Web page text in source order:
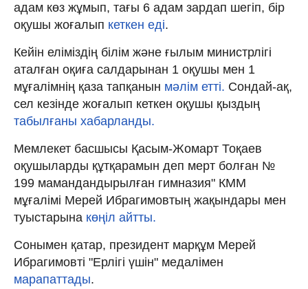
адам көз жұмып, тағы 6 адам зардап шегіп, бір
оқушы жоғалып кеткен еді.
Кейін еліміздің білім және ғылым министрлігі
аталған оқиға салдарынан 1 оқушы мен 1
мұғалімнің қаза тапқанын мәлім етті. Сондай-ақ,
сел кезінде жоғалып кеткен оқушы қыздың
табылғаны хабарланды.
Мемлекет басшысы Қасым-Жомарт Тоқаев
оқушыларды құтқарамын деп мерт болған №
199 мамандандырылған гимназия" КММ
мұғалімі Мерей Ибрагимовтың жақындары мен
туыстарына көңіл айтты.
Сонымен қатар, президент марқұм Мерей
Ибрагимовті "Ерлігі үшін" медалімен
марапаттады.